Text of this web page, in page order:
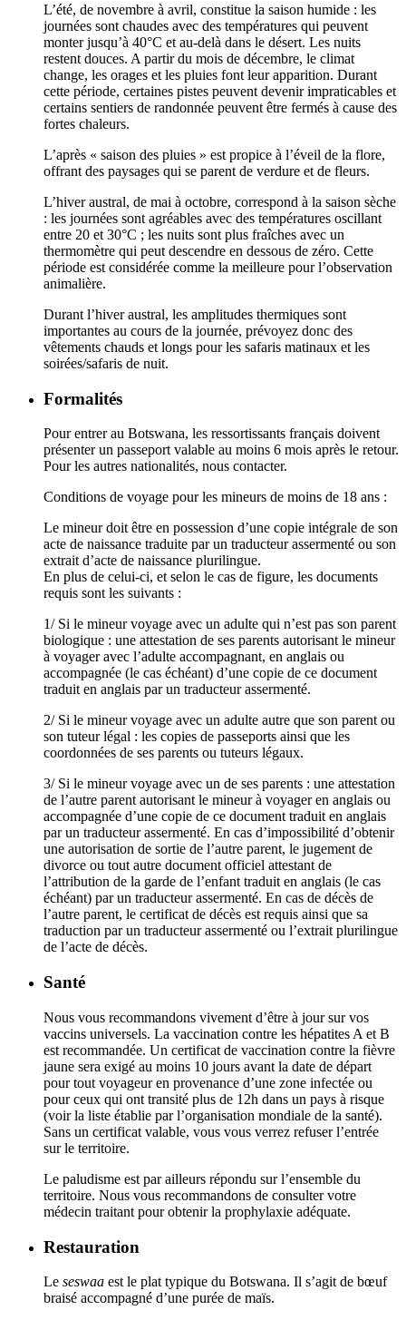
L’été, de novembre à avril, constitue la saison humide : les
journées sont chaudes avec des températures qui peuvent
monter jusqu’à 40°C et au-delà dans le désert. Les nuits
restent douces. A partir du mois de décembre, le climat
change, les orages et les pluies font leur apparition. Durant
cette période, certaines pistes peuvent devenir impraticables et
certains sentiers de randonnée peuvent être fermés à cause des
fortes chaleurs.
L’après « saison des pluies » est propice à l’éveil de la flore,
offrant des paysages qui se parent de verdure et de fleurs.
L’hiver austral, de mai à octobre, correspond à la saison sèche
: les journées sont agréables avec des températures oscillant
entre 20 et 30°C ; les nuits sont plus fraîches avec un
thermomètre qui peut descendre en dessous de zéro. Cette
période est considérée comme la meilleure pour l’observation
animalière.
Durant l’hiver austral, les amplitudes thermiques sont
importantes au cours de la journée, prévoyez donc des
vêtements chauds et longs pour les safaris matinaux et les
soirées/safaris de nuit.
Formalités
Pour entrer au Botswana, les ressortissants français doivent
présenter un passeport valable au moins 6 mois après le retour.
Pour les autres nationalités, nous contacter.
Conditions de voyage pour les mineurs de moins de 18 ans :
Le mineur doit être en possession d’une copie intégrale de son
acte de naissance traduite par un traducteur assermenté ou son
extrait d’acte de naissance plurilingue.
En plus de celui-ci, et selon le cas de figure, les documents
requis sont les suivants :
1/ Si le mineur voyage avec un adulte qui n’est pas son parent
biologique : une attestation de ses parents autorisant le mineur
à voyager avec l’adulte accompagnant, en anglais ou
accompagnée (le cas échéant) d’une copie de ce document
traduit en anglais par un traducteur assermenté.
2/ Si le mineur voyage avec un adulte autre que son parent ou
son tuteur légal : les copies de passeports ainsi que les
coordonnées de ses parents ou tuteurs légaux.
3/ Si le mineur voyage avec un de ses parents : une attestation
de l’autre parent autorisant le mineur à voyager en anglais ou
accompagnée d’une copie de ce document traduit en anglais
par un traducteur assermenté. En cas d’impossibilité d’obtenir
une autorisation de sortie de l’autre parent, le jugement de
divorce ou tout autre document officiel attestant de
l’attribution de la garde de l’enfant traduit en anglais (le cas
échéant) par un traducteur assermenté. En cas de décès de
l’autre parent, le certificat de décès est requis ainsi que sa
traduction par un traducteur assermenté ou l’extrait plurilingue
de l’acte de décès.
Santé
Nous vous recommandons vivement d’être à jour sur vos
vaccins universels. La vaccination contre les hépatites A et B
est recommandée. Un certificat de vaccination contre la fièvre
jaune sera exigé au moins 10 jours avant la date de départ
pour tout voyageur en provenance d’une zone infectée ou
pour ceux qui ont transité plus de 12h dans un pays à risque
(voir la liste établie par l’organisation mondiale de la santé).
Sans un certificat valable, vous vous verrez refuser l’entrée
sur le territoire.
Le paludisme est par ailleurs répondu sur l’ensemble du
territoire. Nous vous recommandons de consulter votre
médecin traitant pour obtenir la prophylaxie adéquate.
Restauration
Le seswaa est le plat typique du Botswana. Il s’agit de bœuf
braisé accompagné d’une purée de maïs.